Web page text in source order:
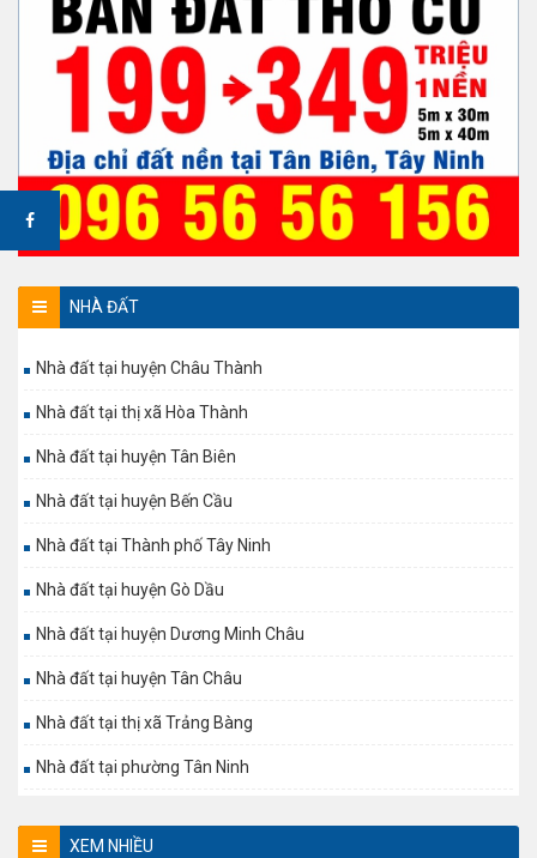
NHÀ ĐẤT
Nhà đất tại huyện Châu Thành
Nhà đất tại thị xã Hòa Thành
Nhà đất tại huyện Tân Biên
Nhà đất tại huyện Bến Cầu
Nhà đất tại Thành phố Tây Ninh
Nhà đất tại huyện Gò Dầu
Nhà đất tại huyện Dương Minh Châu
Nhà đất tại huyện Tân Châu
Nhà đất tại thị xã Trảng Bàng
Nhà đất tại phường Tân Ninh
XEM NHIỀU